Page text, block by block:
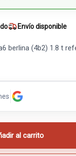
Envío disponible
berlina (4b2) 1.8 t
al carrito